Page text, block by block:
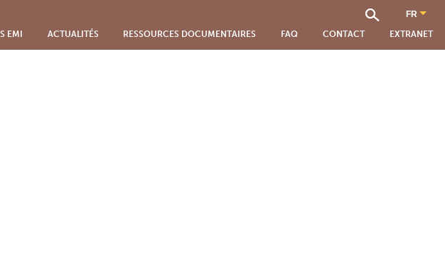
EMI ACTUALITÉS RESSOURCES DOCUMENTAIRES FAQ CONTACT EXTRANET